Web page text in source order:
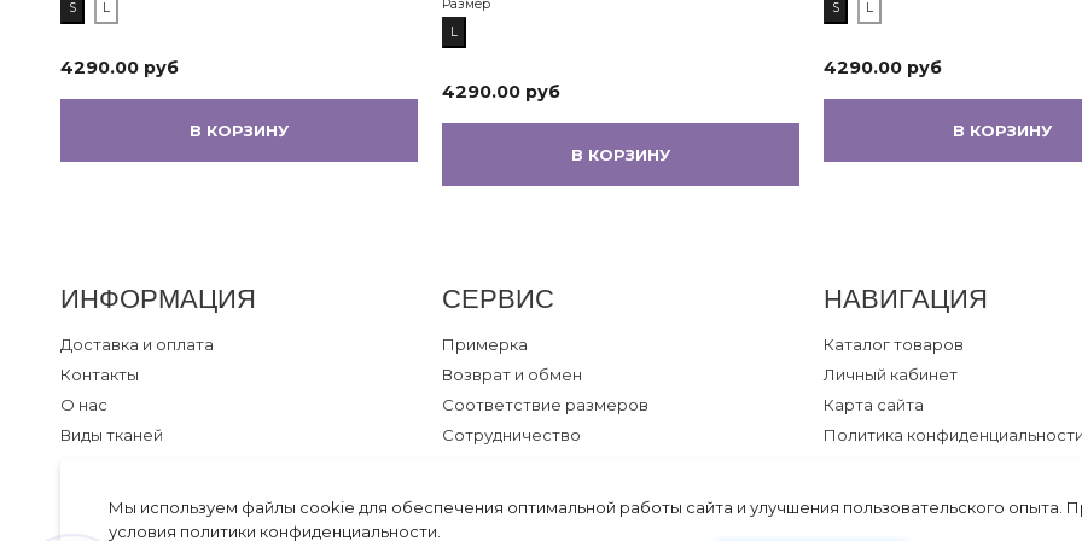
S L
4290.00 руб
В КОРЗИНУ
Размер
L
4290.00 руб
В КОРЗИНУ
S L
4290.00 руб
В КОРЗИНУ
ИНФОРМАЦИЯ
Доставка и оплата
Контакты
О нас
Виды тканей
Акции и скидки
СЕРВИС
Примерка
Возврат и обмен
Соответствие размеров
Сотрудничество
НАВИГАЦИЯ
Каталог товаров
Личный кабинет
Карта сайта
Политика
Мы используем файлы cookie для обеспечения оптимальной работы сайта и улучшения пользовательского опыта.
условия политики конфиденциальности